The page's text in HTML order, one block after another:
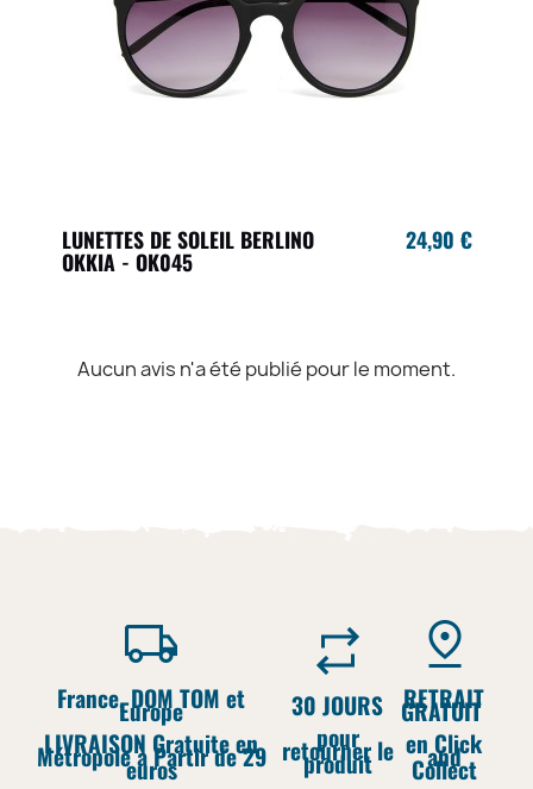
LUNETTES DE SOLEIL BERLINO
OKKIA - OK045
24,90 €
Aucun avis n'a été publié pour le moment.
France, DOM TOM et
Europe
LIVRAISON Gratuite en
Métropole à Partir de 29
euros
30 JOURS
pour
retourner le
produit
RETRAIT
GRATUIT
en Click
and
Collect